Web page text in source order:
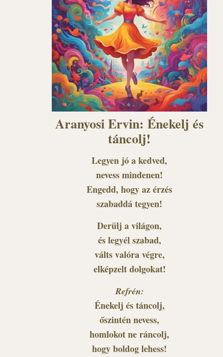
Aranyosi Ervin: Énekelj és
táncolj!
Legyen jó a kedved,
nevess mindenen!
Engedd, hogy az érzés
szabaddá tegyen!
Derülj a világon,
és legyél szabad,
válts valóra végre,
elképzelt dolgokat!
Refrén:
Énekelj és táncolj,
őszintén nevess,
homlokot ne ráncolj,
hogy boldog lehess!